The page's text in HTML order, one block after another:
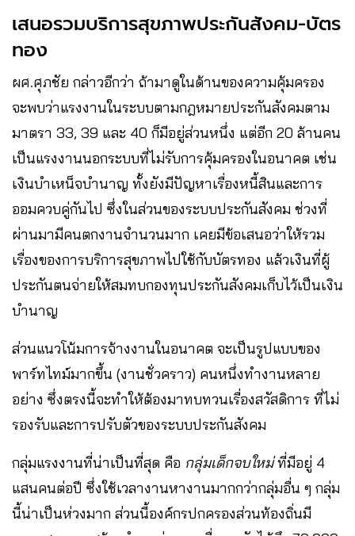
เสนอรวมบริการสุขภาพประกันสังคม​-บัตร
ทอง
ผศ.ศุภชัย​ กล่าวอีกว่า​ ถ้ามาดูในด้านของความคุ้มครอง​
จะพบว่าแรงงานในระบบตามกฎหมายประกันสังคมตาม
มาตรา 33, 39 และ 40 ก็มีอยู่ส่วนหนึ่ง แต่อีก 20 ล้านคน
เป็นแรงงานนอกระบบที่ไม่รับการคุ้มครองในอนาคต​ เช่น​
เงินบำเหน็จบำนาญ​ ทั้งยังมีปัญหาเรื่องหนี้สินและการ
ออมควบคู่กันไป ซึ่งในส่วนของระบบประกันสังคม​ ช่วงที่
ผ่านมามีคนตกงานจำนวนมาก เคยมีข้อเสนอว่าให้รวม
เรื่องของการบริการสุขภาพไปใช้กับบัตรทอง​ แล้วเงินที่ผู้
ประกันตนจ่ายให้สมทบกองทุนประกันสังคมเก็บไว้เป็นเงิน
บำนาญ
ส่วนแนวโน้มการจ้างงานในอนาคต จะเป็นรูปแบบของ
พาร์ทไทม์มากขึ้น (งานชั่วคราว) คนหนึ่งทำงานหลาย
อย่าง ซึ่งตรงนี้จะทำให้ต้องมาทบทวนเรื่องสวัสดิการ ที่ไม่
รองรับและการปรับตัวของระบบประกันสังคม
กลุ่มแรงงานที่น่าเป็นที่สุด คือ กลุ่มเด็กจบใหม่ที่มีอยู่ 4
แสนคนต่อปี​ ซึ่งใช้เวลางานหางานมากกว่ากลุ่มอื่น ๆ กลุ่ม
นี้น่าเป็นห่วงมาก​ ส่วนนี้องค์กรปกครองส่วนท้องถิ่นมี